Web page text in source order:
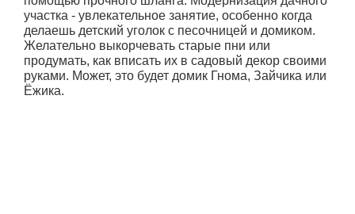
участка - увлекательное занятие, особенно когда
делаешь детский уголок с песочницей и домиком.
Желательно выкорчевать старые пни или
продумать, как вписать их в садовый декор своими
руками. Может, это будет домик Гнома, Зайчика или
Ёжика.